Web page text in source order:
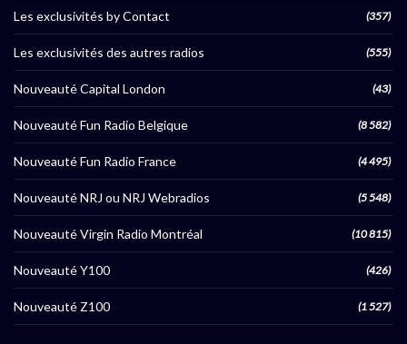
Les exclusivités by Contact (357)
Les exclusivités des autres radios (555)
Nouveauté Capital London (43)
Nouveauté Fun Radio Belgique (8 582)
Nouveauté Fun Radio France (4 495)
Nouveauté NRJ ou NRJ Webradios (5 548)
Nouveauté Virgin Radio Montréal (10 815)
Nouveauté Y100 (426)
Nouveauté Z100 (1 527)